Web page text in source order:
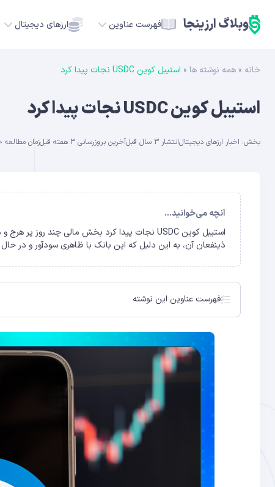
وبلاگ ارزینجا فهرست عناوین ارزهای دیجیتال
ADA
خانه » همه نوشته ها » استیبل کوین USDC نجات پیدا کرد
استیبل کوین USDC نجات پیدا کرد
بخش: اخبار ارزهای دیجیتالانتشار 3 سال قبل آخرین بروزرسانی 3 هفته قبل زمان مطالعه حدود
آنچه می‌خوانید...
ذینفعان آن، به این دلیل که این بانک با ظاهری سودآور و در حال رشد در کمتر از 48 ساعت توسط
فهرست عناوین این نوشته
ذخایر استیبل کوین USDC امروز در دسترس هستند
شرکت سرکل
دولت ایالات متحده و نجات USDC
خطر از بیخ گوش سرکل عبور کرد